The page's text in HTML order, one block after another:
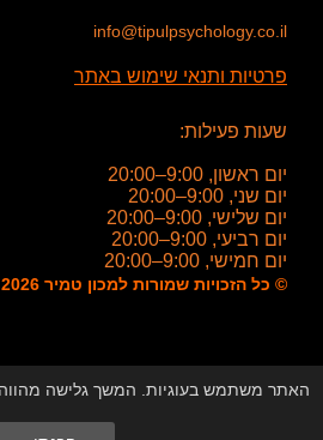
info@tipulpsychology.co.il
פרטיות ותנאי שימוש באתר
שעות פעילות:
יום ראשון, 9:00–20:00
יום שני, 9:00–20:00
יום שלישי, 9:00–20:00
יום רביעי, 9:00–20:00
יום חמישי, 9:00–20:00
© כל הזכויות שמורות למכון טמיר 2026
האתר משתמש בעוגיות. המשך גלישה